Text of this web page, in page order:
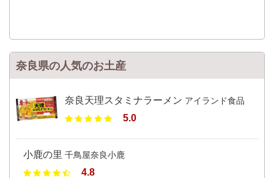
奈良県の人気のお土産
奈良天理スタミナラーメン アイランド食品
5.0
小鹿の里 千鳥屋奈良小鹿
4.8